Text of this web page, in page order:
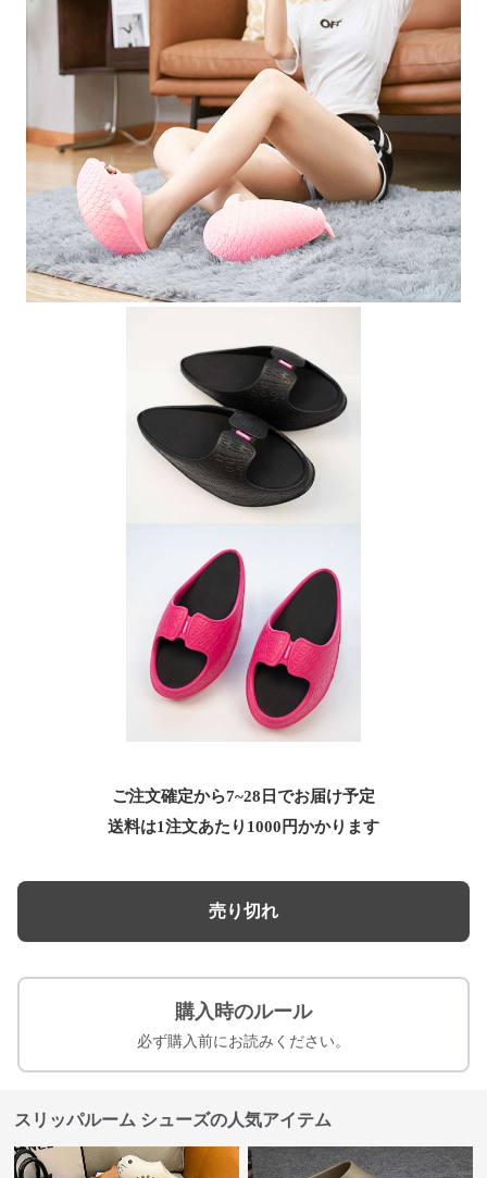
ご注文確定から7~28日でお届け予定
送料は1注文あたり 1000 円かかります
売り切れ
購入時のルール
必ず購入前にお読みください。
スリッパルーム シューズの人気アイテム